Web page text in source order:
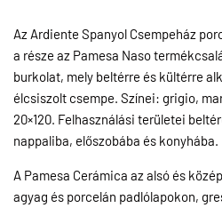
Az Ardiente Spanyol Csempeház
a része az Pamesa Naso
burkolat, mely beltérre és kültérre
élcsiszolt csempe. Színei: grigio,
20×120. Felhasználási területei
nappaliba, előszobába és konyhába.
A Pamesa Cerámica az alsó és
agyag és porcelán padlólapokon,